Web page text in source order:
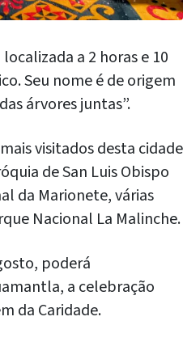
a 2 horas e 10
Seu nome é de origem
árvores juntas”.
visitados desta cidade
de San Luis Obispo
da Marionete, várias
Nacional La Malinche.
poderá
a celebração
da Caridade.